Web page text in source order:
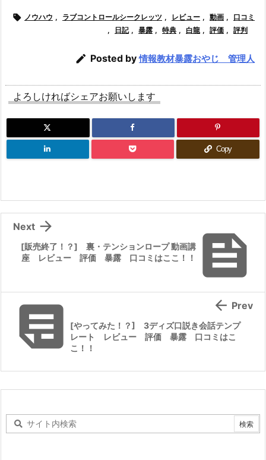
 ノウハウ , ラブコントロールシークレッツ , レビュー , 動画 ,
口コミ
,
日記 , 暴露 , 特典 , 白龍 , 評価 , 評判
 Posted by情報教材暴露おやじ 管理人
よろしければシェアお願いします
Copy

[販売終了！？] 裏・テンションロープ 動画講
座 レビュー 評価 暴露 口コミはここ！！

Next
[やってみた！？] 3ディズ口説き会話テンプ
レート レビュー 評価 暴露 口コミはこ
こ！！
 Prev